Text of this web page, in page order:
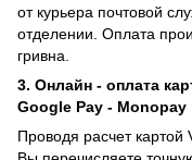
от курьера почтовой
отделении. Оплата
гривна.
3. Онлайн - оплата
Google Pay - Monopay
Проводя расчет